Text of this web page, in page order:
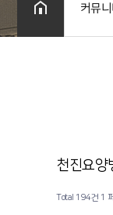
커뮤니
이용안
커뮤니
천진요양
Total 194건 1